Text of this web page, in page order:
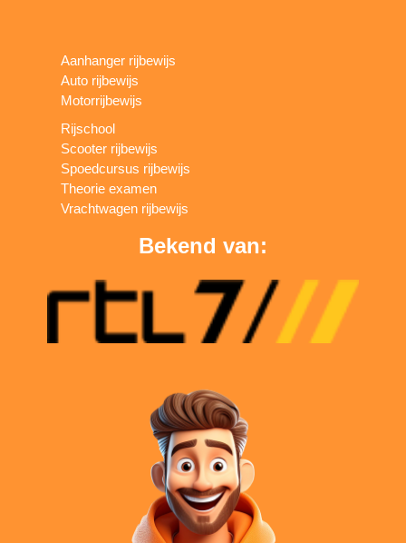
Aanhanger rijbewijs
Auto rijbewijs
Motorrijbewijs
Rijschool
Scooter rijbewijs
Spoedcursus rijbewijs
Theorie examen
Vrachtwagen rijbewijs
Bekend van: